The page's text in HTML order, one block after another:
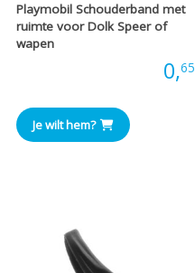
Playmobil Schouderband met
ruimte voor Dolk Speer of
wapen
0,65
Je wilt hem?